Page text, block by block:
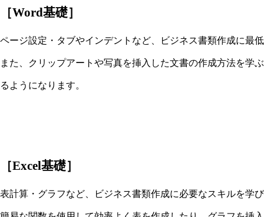
［Word基礎］
ページ設定・タブやインデントなど、ビジネス書類作成に最
また、クリップアートや写真を挿入した文書の作成方法を学
るようになります。
［Excel基礎］
表計算・グラフなど、ビジネス書類作成に必要なスキルを学